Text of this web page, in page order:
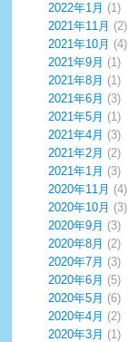
2022年1月 (1)
2021年11月 (2)
2021年10月 (4)
2021年9月 (1)
2021年8月 (1)
2021年6月 (3)
2021年5月 (1)
2021年4月 (3)
2021年2月 (2)
2021年1月 (3)
2020年11月 (4)
2020年10月 (3)
2020年9月 (3)
2020年8月 (2)
2020年7月 (3)
2020年6月 (5)
2020年5月 (6)
2020年4月 (2)
2020年3月 (1)